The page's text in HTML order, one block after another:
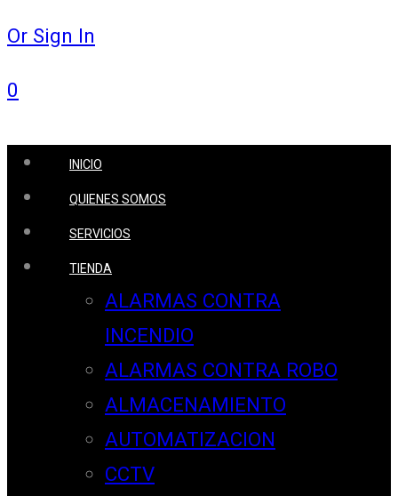
Or Sign In
0
INICIO
QUIENES SOMOS
SERVICIOS
TIENDA
ALARMAS CONTRA
INCENDIO
ALARMAS CONTRA ROBO
ALMACENAMIENTO
AUTOMATIZACION
CCTV